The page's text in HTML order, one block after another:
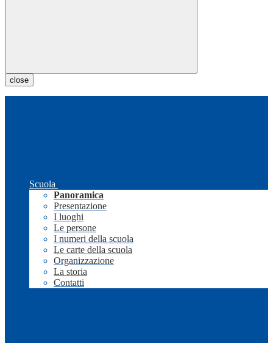
close
Scuola
Panoramica
Presentazione
I luoghi
Le persone
I numeri della scuola
Le carte della scuola
Organizzazione
La storia
Contatti